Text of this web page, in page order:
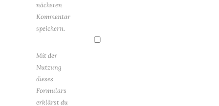
nächsten
Kommentar
speichern.
Mit der
Nutzung
dieses
Formulars
erklärst du